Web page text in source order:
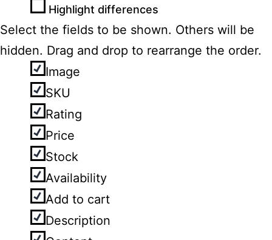
Highlight differences
Select the fields to be shown. Others will be
hidden. Drag and drop to rearrange the order.
Image
SKU
Rating
Price
Stock
Availability
Add to cart
Description